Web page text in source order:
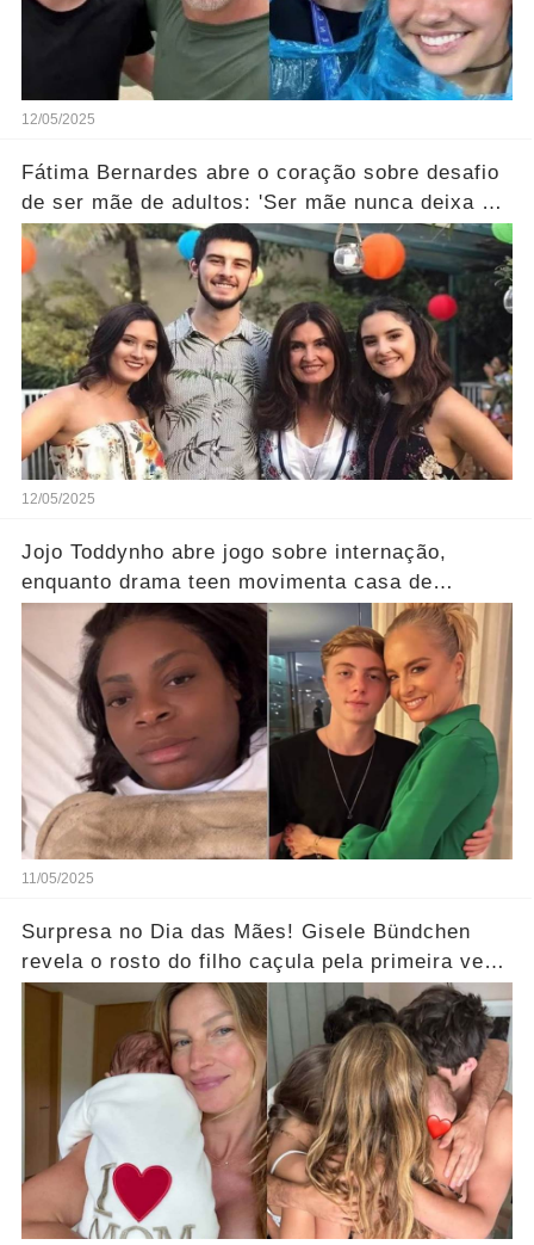
12/05/2025
Fátima Bernardes abre o coração sobre desafio
de ser mãe de adultos: 'Ser mãe nunca deixa de
ser…' Ver Mais
12/05/2025
Jojo Toddynho abre jogo sobre internação,
enquanto drama teen movimenta casa de
Angélica… Ver Mais
11/05/2025
Surpresa no Dia das Mães! Gisele Bündchen
revela o rosto do filho caçula pela primeira vez
e deixa seguidores curiosos... Ver Mais